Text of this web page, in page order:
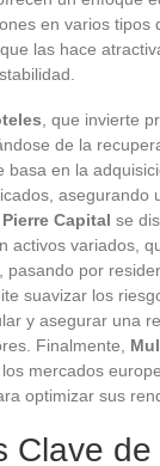
en varios tipos
las hace
, que invierte
de la
basa en la
asegurando
Pierre Capital se
activos variados,
por
suavizar los
y asegurar una
Finalmente,
mercados
optimizar sus
Clave de